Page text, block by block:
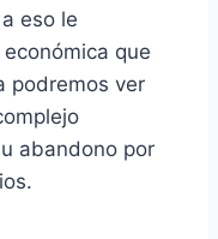
eso le
que
podremos ver
abandono por